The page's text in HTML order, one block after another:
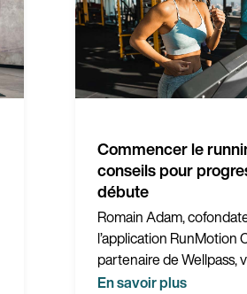
Commencer le
conseils pour
débute
Romain Adam,
l’application RunMotion
partenaire de Wellpass,
conseils pour progresser
En savoir plus